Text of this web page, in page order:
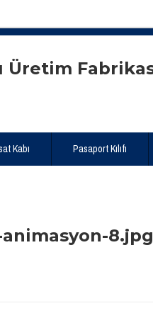
Kabı Pasaport Kılıfı
animasyon-8.jpg